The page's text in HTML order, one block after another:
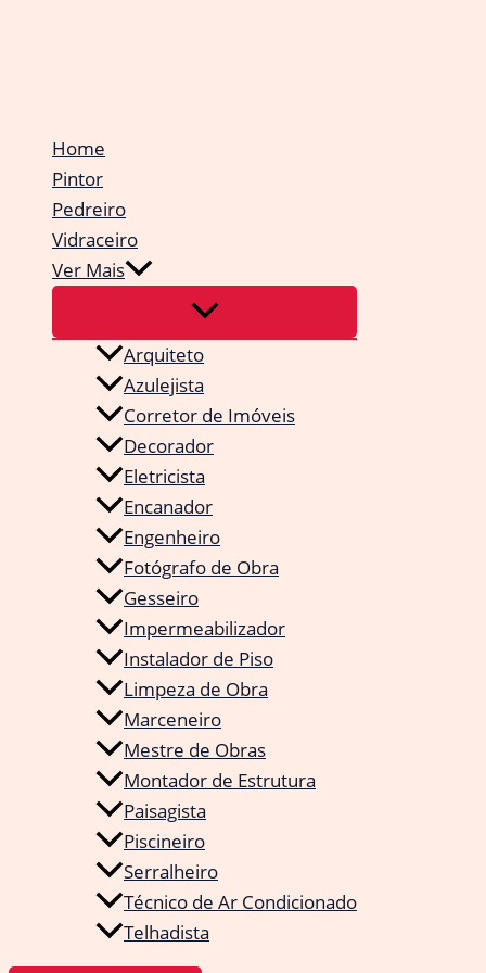
Home
Pintor
Pedreiro
Vidraceiro
Ver Mais
Arquiteto
Azulejista
Corretor de Imóveis
Decorador
Eletricista
Encanador
Engenheiro
Fotógrafo de Obra
Gesseiro
Impermeabilizador
Instalador de Piso
Limpeza de Obra
Marceneiro
Mestre de Obras
Montador de Estrutura
Paisagista
Piscineiro
Serralheiro
Técnico de Ar Condicionado
Telhadista